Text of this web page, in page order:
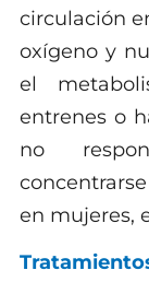
circulación
oxígeno y
el
entrenes o
no
en mujeres,